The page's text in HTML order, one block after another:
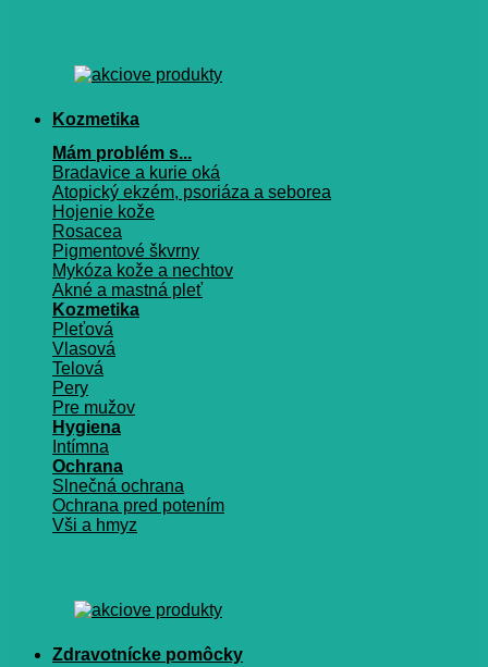
Kozmetika
Mám problém s...
Bradavice a kurie oká
Atopický ekzém, psoriáza a seborea
Hojenie kože
Rosacea
Pigmentové škvrny
Mykóza kože a nechtov
Akné a mastná pleť
Kozmetika
Pleťová
Vlasová
Telová
Pery
Pre mužov
Hygiena
Intímna
Ochrana
Slnečná ochrana
Ochrana pred potením
Vši a hmyz
Zdravotnícke pomôcky